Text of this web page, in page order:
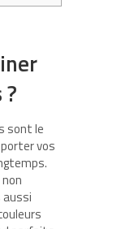
sont le
vos